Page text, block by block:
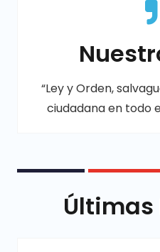
“Ley y Orden,
ciudadana en todo